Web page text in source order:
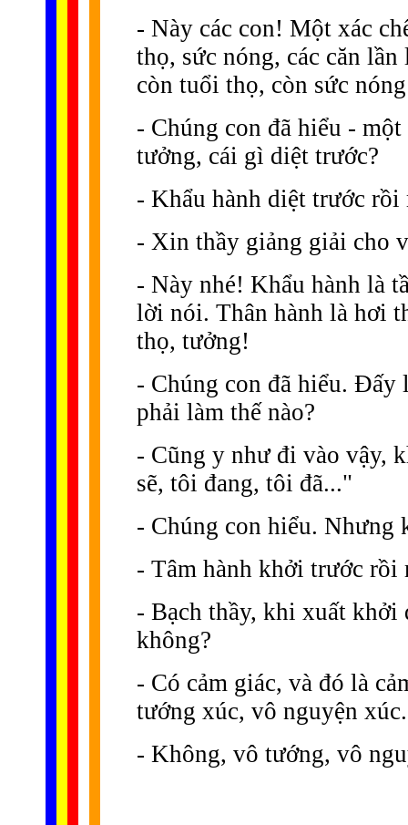
- Này các con! Một xác
thọ, sức nóng, các căn
còn tuổi thọ, còn sức
- Chúng con đã hiểu -
tưởng, cái gì diệt trước?
- Khẩu hành diệt trước rồi
- Xin thầy giảng giải cho
- Này nhé! Khẩu hành là
lời nói. Thân hành là hơi
thọ, tưởng!
- Chúng con đã hiểu.
phải làm thế nào?
- Cũng y như đi vào vậy,
sẽ, tôi đang, tôi đã..."
- Chúng con hiểu.
- Tâm hành khởi trước rồi
- Bạch thầy, khi xuất
không?
- Có cảm giác, và đó là
tướng xúc, vô nguyện xúc.
- Không, vô tướng, vô